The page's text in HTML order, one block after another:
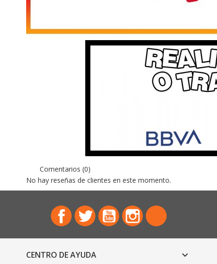
Comentarios (0)
No hay reseñas de clientes en este momento.